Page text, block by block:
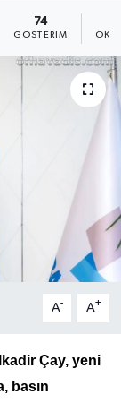
74
GÖSTERIM
A- A+
Çay, yeni
basın